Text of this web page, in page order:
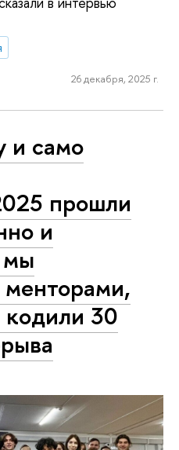
26 декабря, 2025 г.
и само
прошли
и
мы
менторами,
30